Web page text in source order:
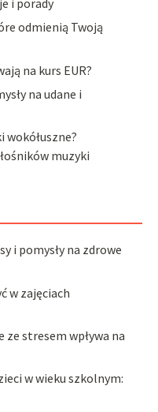
odmienią Twoją
na kurs EUR?
na udane i
wokółuszne?
muzyki
i pomysły na zdrowe
w zajęciach
stresem wpływa na
w wieku szkolnym: